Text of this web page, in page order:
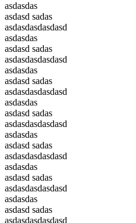
asdasdas
asdasd sadas
asdasdasdasdasd
asdasdas
asdasd sadas
asdasdasdasdasd
asdasdas
asdasd sadas
asdasdasdasdasd
asdasdas
asdasd sadas
asdasdasdasdasd
asdasdas
asdasd sadas
asdasdasdasdasd
asdasdas
asdasd sadas
asdasdasdasdasd
asdasdas
asdasd sadas
asdasdasdasdasd